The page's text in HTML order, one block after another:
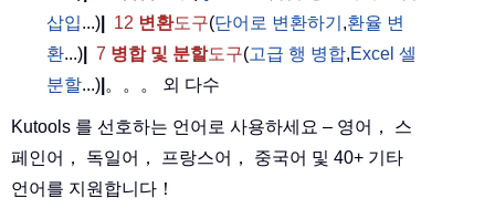
삽입...) 12 변환도구(단어로 변환하기 ,환율 변
환...) 7 병합 및 분할도구(고급 행 병합,Excel 셀
분할...) 。。。 외 다수
Kutools 를 선호하는 언어로 사용하세요 – 영어， 스
페인어， 독일어， 프랑스어， 중국어 및 40+ 기타
언어를 지원합니다！